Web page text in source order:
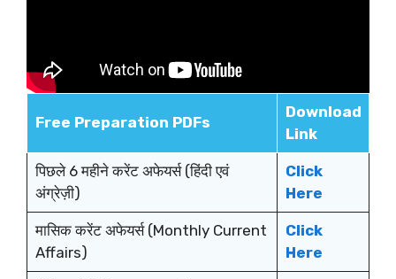
Free Preparation PDFs
Download
Link
पिछले 6 महीने करेंट अफेयर्स (हिंदी एवं
अंग्रेज़ी)
Click
Here
मासिक करेंट अफेयर्स (Monthly Current
Affairs)
Click
Here